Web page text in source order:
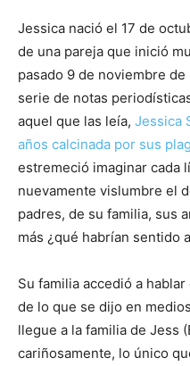
Jessica nació el 17 de
de una pareja que inició
pasado 9 de noviembre
serie de notas
aquel que las leía, Jessica
años calcinada por sus
estremeció imaginar cada
nuevamente vislumbre el
padres, de su familia, sus
más ¿qué habrían sentido
Su familia accedió a
de lo que se dijo en
llegue a la familia de Jess
cariñosamente, lo único